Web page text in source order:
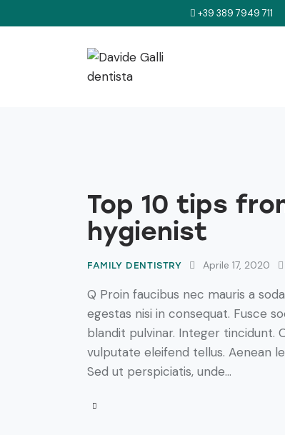
+39 389 7949 711
Top 10 tips
hygienist
FAMILY DENTISTRY Aprile 17, 2020
Q Proin faucibus nec mauris a
egestas nisi in consequat. Fusce
blandit pulvinar. Integer tincidunt.
vulputate eleifend tellus. Aenean
Sed ut perspiciatis, unde…